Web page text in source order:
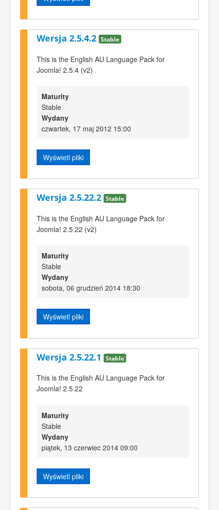
Wersja 2.5.4.2 Stable
This is the English AU Language Pack for
Joomla! 2.5.4 (v2)
Maturity
Stable
Wydany
czwartek, 17 maj 2012 15:00
Wyświetl pliki
Wersja 2.5.22.2 Stable
This is the English AU Language Pack for
Joomla! 2.5.22 (v2)
Maturity
Stable
Wydany
sobota, 06 grudzień 2014 18:30
Wyświetl pliki
Wersja 2.5.22.1 Stable
This is the English AU Language Pack for
Joomla! 2.5.22
Maturity
Stable
Wydany
piątek, 13 czerwiec 2014 09:00
Wyświetl pliki